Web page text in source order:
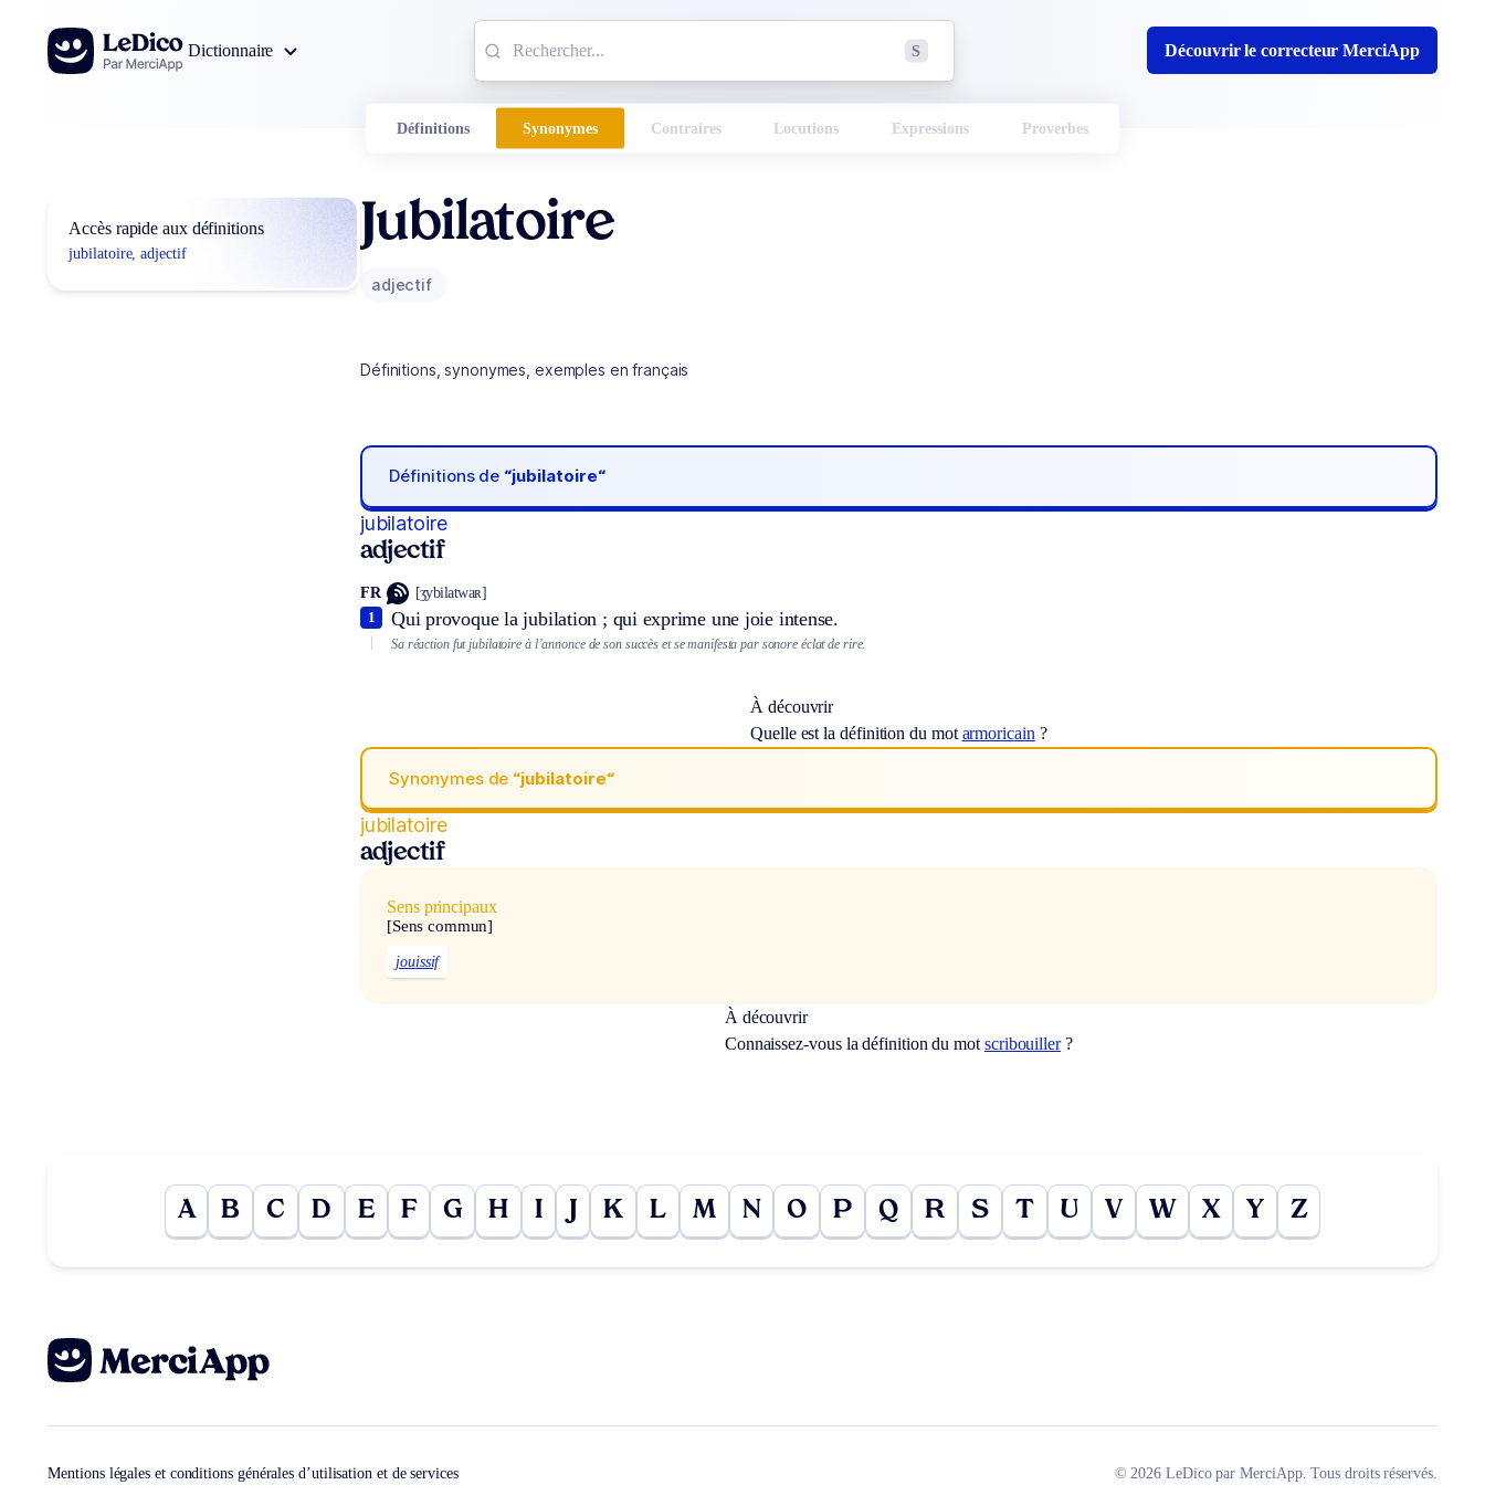
Aller au contenu
Dictionnaire
S Découvrir le correcteur MerciApp
Définitions Synonymes Contraires Locutions Expressions Proverbes
Accès rapide aux définitions
jubilatoire, adjectif
Jubilatoire
adjectif
Définitions, synonymes, exemples en français
Définitions de “jubilatoire“
jubilatoire
adjectif
FR [ʒybilatwaʀ]
Qui provoque la jubilation ; qui exprime une joie intense.
1
Sa réaction fut jubilatoire à l’annonce de son succès et se manifesta par sonore éclat de rire.
À découvrir
Quelle est la définition du mot armoricain ?
Synonymes de “jubilatoire“
jubilatoire
adjectif
Sens principaux
[Sens commun]
jouissif
À découvrir
Connaissez-vous la définition du mot scribouiller?
A B C D E F G H I J K L M N O P Q R S T U V W X Y Z
Mentions légales et conditions générales d’utilisation et de services © 2026 LeDico par MerciApp. Tous droits réservés.